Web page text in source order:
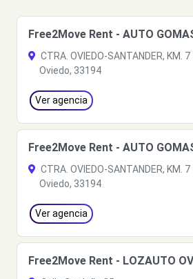
Free2Move Rent - AUTO
CTRA. OVIEDO-SANTANDER, KM. 7
Oviedo, 33194
Ver agencia
Free2Move Rent - AUTO
CTRA. OVIEDO-SANTANDER, KM. 7
Oviedo, 33194
Ver agencia
Free2Move Rent - LOZAUTO